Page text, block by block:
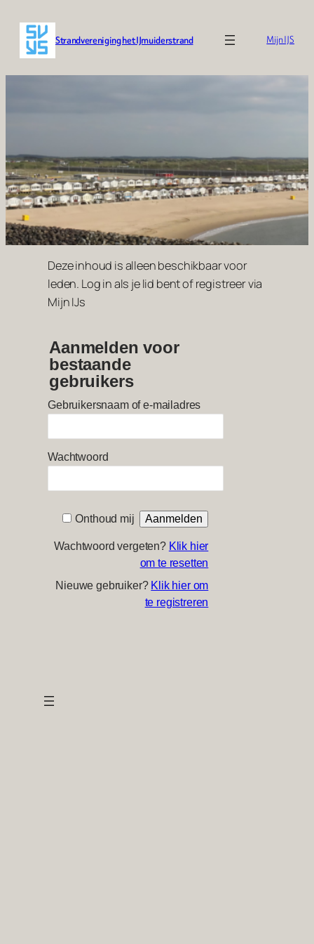
naar
Strandvereniging het IJmuiderstrand Mijn IJS
Deze inhoud is alleen beschikbaar voor
leden. Log in als je lid bent of registreer via
Mijn IJs
Aanmelden voor
bestaande
gebruikers
Gebruikersnaam of e-mailadres
Wachtwoord
Onthoud mij
Wachtwoord vergeten? Klik hier
om te resetten
Nieuwe gebruiker? Klik hier om
te registreren